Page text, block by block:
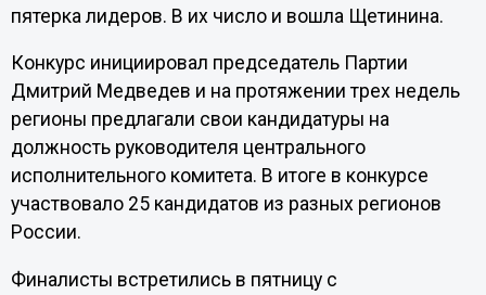
пятерка лидеров. В их число и вошла Щетинина.
Конкурс инициировал председатель Партии
Дмитрий Медведев и на протяжении трех недель
регионы предлагали свои кандидатуры на
должность руководителя центрального
исполнительного комитета. В итоге в конкурсе
участвовало 25 кандидатов из разных регионов
России.
Финалисты встретились в пятницу с